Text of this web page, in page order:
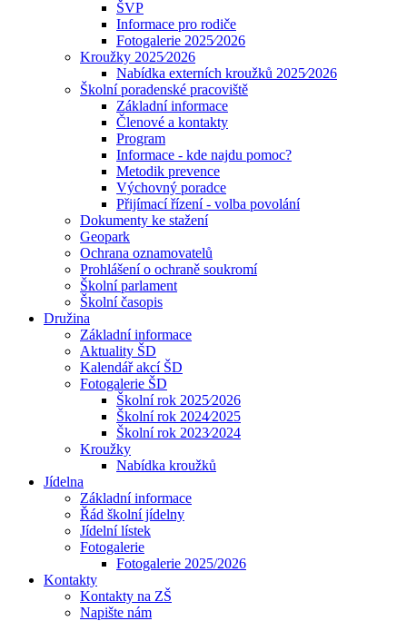
ŠVP
Informace pro rodiče
Fotogalerie 2025⁄2026
Kroužky 2025⁄2026
Nabídka externích kroužků 2025⁄2026
Školní poradenské pracoviště
Základní informace
Členové a kontakty
Program
Informace - kde najdu pomoc?
Metodik prevence
Výchovný poradce
Přijímací řízení - volba povolání
Dokumenty ke stažení
Geopark
Ochrana oznamovatelů
Prohlášení o ochraně soukromí
Školní parlament
Školní časopis
Družina
Základní informace
Aktuality ŠD
Kalendář akcí ŠD
Fotogalerie ŠD
Školní rok 2025⁄2026
Školní rok 2024⁄2025
Školní rok 2023⁄2024
Kroužky
Nabídka kroužků
Jídelna
Základní informace
Řád školní jídelny
Jídelní lístek
Fotogalerie
Fotogalerie 2025/2026
Kontakty
Kontakty na ZŠ
Napište nám